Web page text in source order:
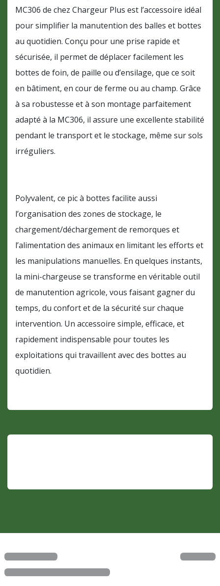
MC306 de chez Chargeur Plus est l’accessoire idéal
pour simplifier la manutention des balles et bottes
au quotidien. Conçu pour une prise rapide et
sécurisée, il permet de déplacer facilement les
bottes de foin, de paille ou d’ensilage, que ce soit
en bâtiment, en cour de ferme ou au champ. Grâce
à sa robustesse et à son montage parfaitement
adapté à la MC306, il assure une excellente stabilité
pendant le transport et le stockage, même sur sols
irréguliers.
Polyvalent, ce pic à bottes facilite aussi
l’organisation des zones de stockage, le
chargement/déchargement de remorques et
l’alimentation des animaux en limitant les efforts et
les manipulations manuelles. En quelques instants,
la mini-chargeuse se transforme en véritable outil
de manutention agricole, vous faisant gagner du
temps, du confort et de la sécurité sur chaque
intervention. Un accessoire simple, efficace, et
rapidement indispensable pour toutes les
exploitations qui travaillent avec des bottes au
quotidien.